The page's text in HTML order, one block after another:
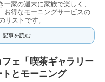
家の週末に家族で楽しく、
お得なモーニングサービスの
リストです。
記事を読む
ェ「喫茶ギャラリー
とモーニング